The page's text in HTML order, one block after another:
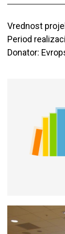
Vrednost
Period
Donator: